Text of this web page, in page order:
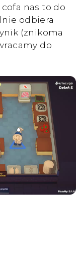
nas to do
odbiera
(znikoma
do